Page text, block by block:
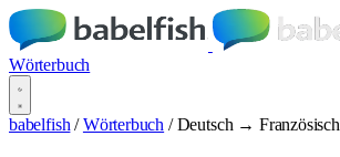
Wörterbuch
babelfish / Wörterbuch / Deutsch → Französisch